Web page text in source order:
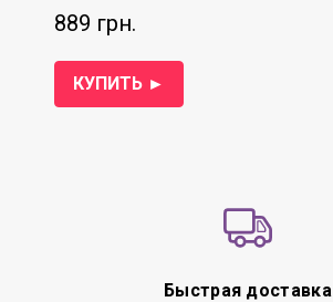
КУПИТЬ ►
889 грн.
Быстрая доставка